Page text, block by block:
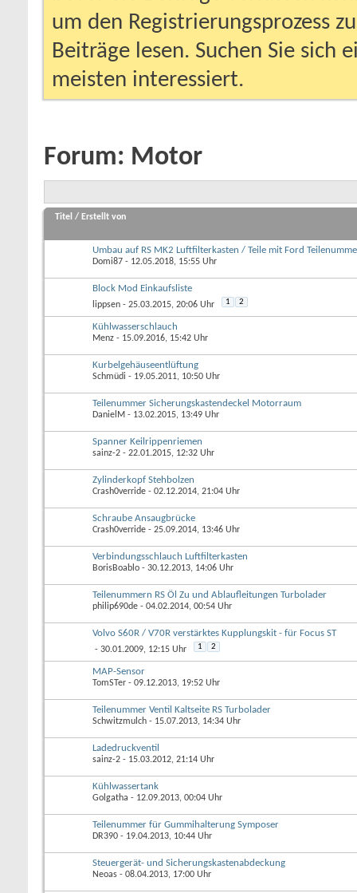
um den Registrierungsprozess
Beiträge lesen. Suchen Sie sich
meisten interessiert.
Forum: Motor
Titel / Erstellt von
Umbau auf RS MK2 Luftfilterkasten / Teile mit Ford
Domi87 - 12.05.2018, 15:55 Uhr
Block Mod Einkaufsliste
lippsen - 25.03.2015, 20:06 Uhr 1 2
Kühlwasserschlauch
Menz - 15.09.2016, 15:42 Uhr
Kurbelgehäuseentlüftung
Schmüdi - 19.05.2011, 10:50 Uhr
Teilenummer Sicherungskastendeckel Motorraum
DanielM - 13.02.2015, 13:49 Uhr
Spanner Keilrippenriemen
sainz-2 - 22.01.2015, 12:32 Uhr
Zylinderkopf Stehbolzen
Crash0verride - 02.12.2014, 21:04 Uhr
Schraube Ansaugbrücke
Crash0verride - 25.09.2014, 13:46 Uhr
Verbindungsschlauch Luftfilterkasten
BorisBoablo - 30.12.2013, 14:06 Uhr
Teilenummern RS Öl Zu und Ablaufleitungen Turbolader
philip690de - 04.02.2014, 00:54 Uhr
Volvo S60R / V70R verstärktes Kupplungskit - für Focus ST
- 30.01.2009, 12:15 Uhr 1 2
MAP-Sensor
TomSTer - 09.12.2013, 19:52 Uhr
Teilenummer Ventil Kaltseite RS Turbolader
Schwitzmulch - 15.07.2013, 14:34 Uhr
Ladedruckventil
sainz-2 - 15.03.2012, 21:14 Uhr
Kühlwassertank
Golgatha - 12.09.2013, 00:04 Uhr
Teilenummer für Gummihalterung Symposer
DR390 - 19.04.2013, 10:44 Uhr
Steuergerät- und Sicherungskastenabdeckung
Neoas - 08.04.2013, 17:00 Uhr